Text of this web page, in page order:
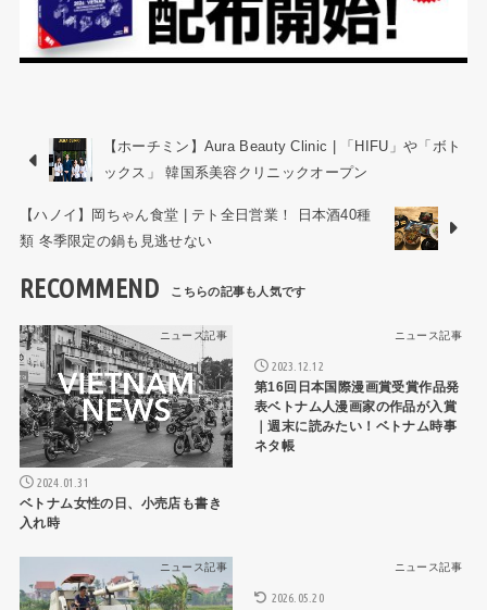
【ホーチミン】Aura Beauty Clinic | 「HIFU」や「ボト
ックス」 韓国系美容クリニックオープン
【ハノイ】岡ちゃん食堂 | テト全日営業！ 日本酒40種
類 冬季限定の鍋も見逃せない
RECOMMEND
ニュース記事
2024.01.31
ベトナム女性の日、小売店も書き
入れ時
ニュース記事
2023.12.12
第16回日本国際漫画賞受賞作品発
表ベトナム人漫画家の作品が入賞
｜週末に読みたい！ベトナム時事
ネタ帳
ニュース記事 ニュース記事
2026.05.20